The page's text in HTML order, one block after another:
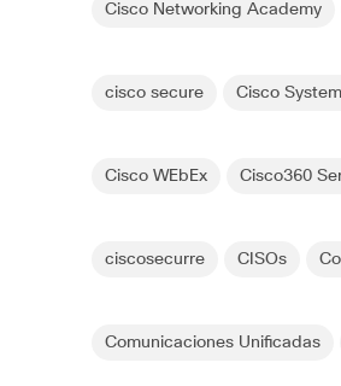
Cisco Networking Academy
cisco secure Cisco
Cisco WEbEx Cisco360
ciscosecurre CISOs
Comunicaciones Unificadas